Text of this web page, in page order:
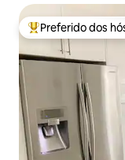
Entre os melhores
Preferido dos